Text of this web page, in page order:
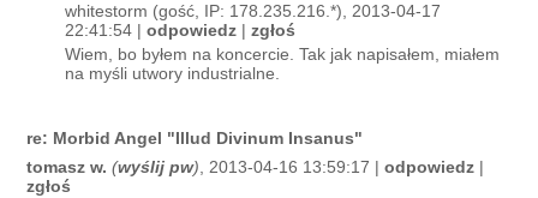
whitestorm (gość, IP: 178.235.216.*), 2013-04-17
22:41:54 |odpowiedz |zgłoś
Wiem, bo byłem na koncercie. Tak jak napisałem, miałem
na myśli utwory industrialne.
re: Morbid Angel "Illud Divinum Insanus"
tomasz w. (wyślij pw) , 2013-04-16 13:59:17 |odpowiedz |
zgłoś